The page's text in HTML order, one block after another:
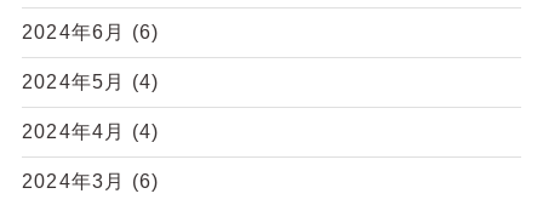
2024年6月 (6)
2024年5月 (4)
2024年4月 (4)
2024年3月 (6)